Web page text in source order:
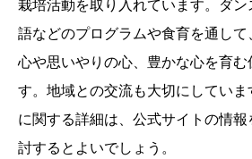
栽培活動を取り入れています。ダ
語などのプログラムや食育を通して
心や思いやりの心、豊かな心を育む
す。地域との交流も大切にしていま
に関する詳細は、公式サイトの情
討するとよいでしょう。